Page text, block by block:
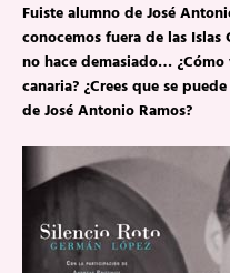
Fuiste alumno de José
conocemos fuera de las
no hace demasiado…
canaria? ¿Crees que se
de José Antonio Ramos?